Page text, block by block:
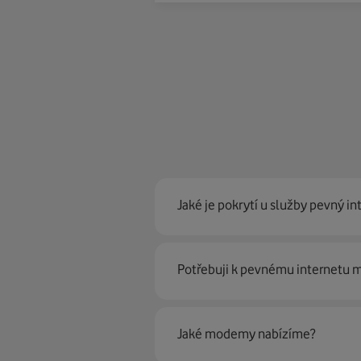
Jaké je pokrytí u služby pevný
Pevný internet můžeme
Potřebuji k pevnému internetu
Ano, potřebujete. Rádi vám ho
Jaké modemy nabízíme?